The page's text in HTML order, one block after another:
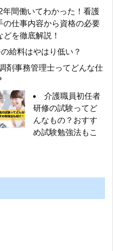
年間働いてわかった！看護
の仕事内容から資格の必要
どを徹底解説！
給料はやはり低い？
剤事務管理士ってどんな仕
介護職員初任者
研修の試験ってど
んなもの？おすす
め試験勉強法もこ